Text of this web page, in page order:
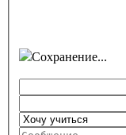
Сохранение...